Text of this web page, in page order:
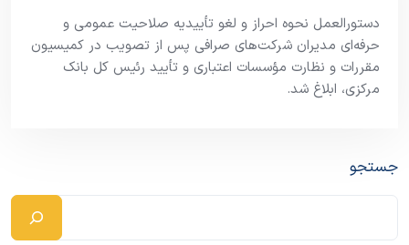
دستورالعمل نحوه احراز و لغو تأییدیه صلاحیت عمومی و
حرفه‌ای مدیران شرکت‌های صرافی پس از تصویب در کمیسیون
مقررات و نظارت مؤسسات اعتباری و تأیید رئیس کل بانک
مرکزی، ابلاغ شد.
جستجو